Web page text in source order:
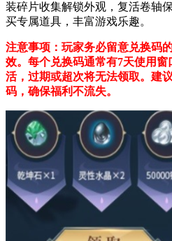
装碎片收集解锁外观，复活卷轴
买专属道具，丰富游戏乐趣。
注意事项：玩家务必留意兑换码
效。每个兑换码通常有7天使用
活，过期或超次将无法领取。建
码，确保福利不流失。